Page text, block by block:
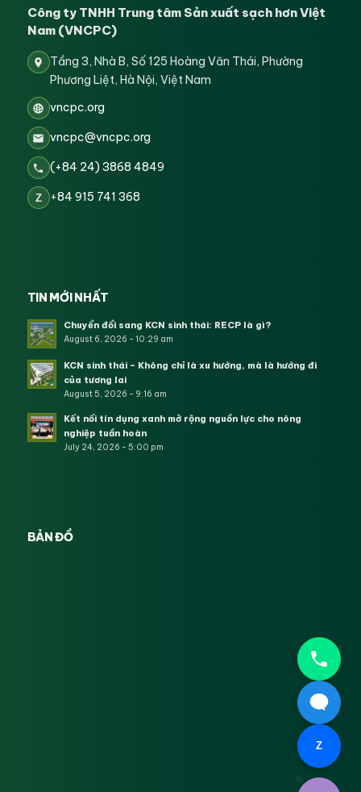
Công ty TNHH Trung tâm Sản xuất sạch hơn Việt
Nam (VNCPC)
Tầng 3, Nhà B, Số 125 Hoàng Văn Thái, Phường
Phương Liệt, Hà Nội, Việt Nam
vncpc.org
vncpc@vncpc.org
(+84 24) 3868 4849
Z +84 915 741 368
TIN MỚI NHẤT
Chuyển đổi sang KCN sinh thái: RECP là gì?
August 6, 2026 - 10:29 am
KCN sinh thái – Không chỉ là xu hướng, mà là hướng đi
của tương lai
August 5, 2026 - 9:16 am
Kết nối tín dụng xanh mở rộng nguồn lực cho nông
nghiệp tuần hoàn
July 24, 2026 - 5:00 pm
BẢN ĐỒ
Z